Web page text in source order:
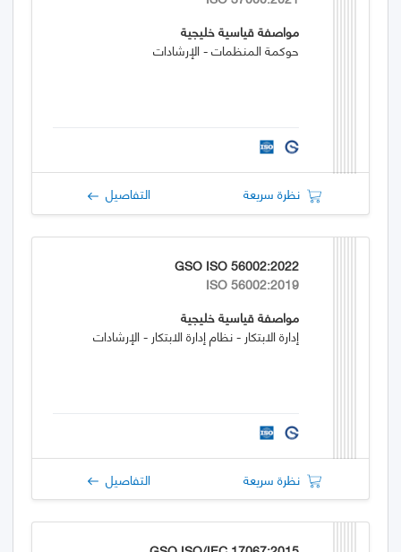
مواصفة قياسية خليجية
حوكمة المنظمات - الإرشادات
نظرة سريعة التفاصيل
GSO ISO 56002:2022
ISO 56002:2019
مواصفة قياسية خليجية
إدارة الابتكار - نظام إدارة الابتكار - الإرشادات
نظرة سريعة التفاصيل